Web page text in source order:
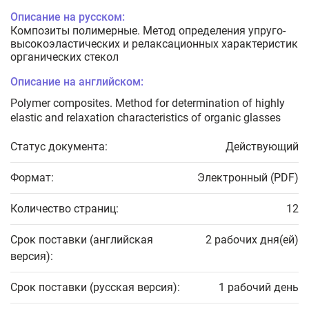
Описание на русском:
Композиты полимерные. Метод определения упруго-
высокоэластических и релаксационных характеристик
органических стекол
Описание на английском:
Polymer composites. Method for determination of highly
elastic and relaxation characteristics of organic glasses
Статус документа: Действующий
Формат: Электронный (PDF)
Количество страниц: 12
Срок поставки (английская
версия):
2 рабочих дня(ей)
Срок поставки (русская версия): 1 рабочий день